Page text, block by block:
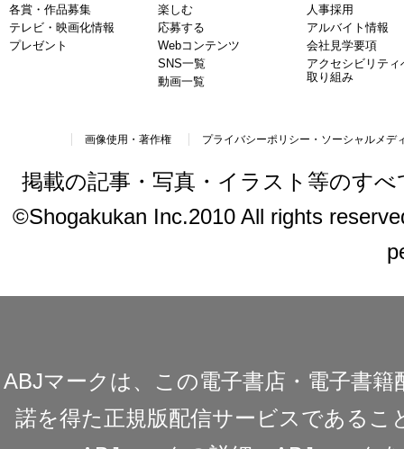
各賞・作品募集
テレビ・映画化情報
プレゼント
楽しむ
応募する
Webコンテンツ
SNS一覧
動画一覧
人事採用
アルバイト情報
会社見学要項
アクセシビリティ
取り組み
画像使用・著作権 プライバシーポリシー・ソーシャルメデ
掲載の記事・写真・イラスト等のす
©Shogakukan Inc.2010 All rights
ABJマークは、この電子書店・電子書
諾を得た正規版配信サービスであるこ